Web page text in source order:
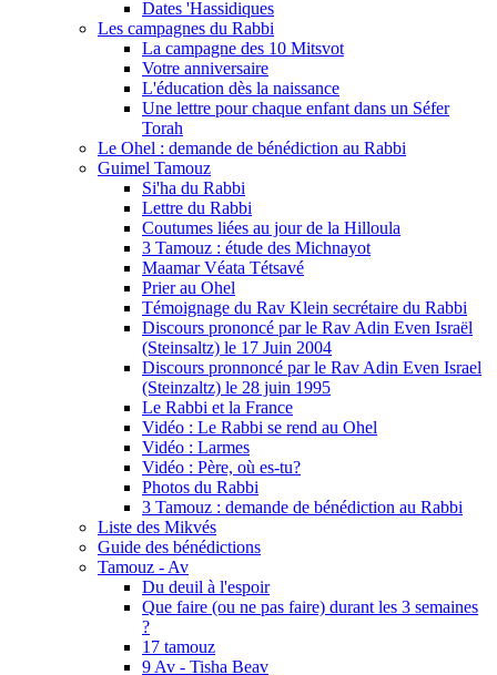
Dates 'Hassidiques
Les campagnes du Rabbi
La campagne des 10 Mitsvot
Votre anniversaire
L'éducation dès la naissance
Une lettre pour chaque enfant dans un Séfer
Torah
Le Ohel : demande de bénédiction au Rabbi
Guimel Tamouz
Si'ha du Rabbi
Lettre du Rabbi
Coutumes liées au jour de la Hilloula
3 Tamouz : étude des Michnayot
Maamar Véata Tétsavé
Prier au Ohel
Témoignage du Rav Klein secrétaire du Rabbi
Discours prononcé par le Rav Adin Even Israël
(Steinsaltz) le 17 Juin 2004
Discours pronnoncé par le Rav Adin Even Israel
(Steinzaltz) le 28 juin 1995
Le Rabbi et la France
Vidéo : Le Rabbi se rend au Ohel
Vidéo : Larmes
Vidéo : Père, où es-tu?
Photos du Rabbi
3 Tamouz : demande de bénédiction au Rabbi
Liste des Mikvés
Guide des bénédictions
Tamouz - Av
Du deuil à l'espoir
Que faire (ou ne pas faire) durant les 3 semaines
?
17 tamouz
9 Av - Tisha Beav